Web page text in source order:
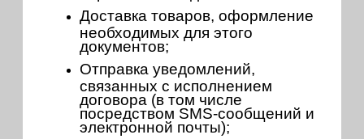
Доставка товаров, оформление
необходимых для этого
документов;
Отправка уведомлений,
связанных с исполнением
договора (в том числе
посредством SMS-сообщений и
электронной почты);